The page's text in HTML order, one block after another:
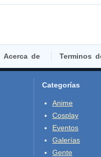
Acerca de Terminos
Categorías
Anime
Cosplay
Eventos
Galerías
Gente